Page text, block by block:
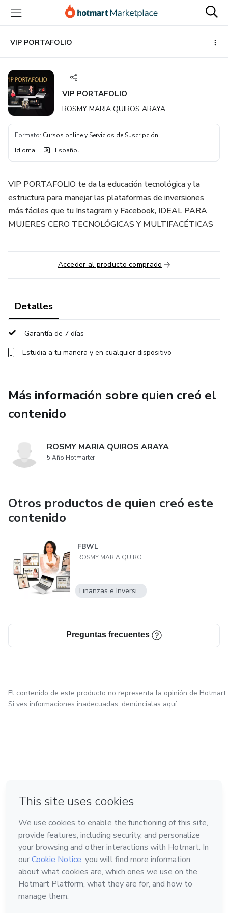
principal
página
de
página
VIP PORTAFOLIO
VIP PORTAFOLIO
ROSMY MARIA QUIROS ARAYA
Formato: Cursos online y Servicios de Suscripción
Idioma: Español
VIP PORTAFOLIO te da la educación tecnológica y la
estructura para manejar las plataformas de inversiones
más fáciles que tu Instagram y Facebook, IDEAL PARA
MUJERES CERO TECNOLÓGICAS Y MULTIFACÉTICAS
Acceder al producto comprado
Detalles
Garantía de 7 días
Estudia a tu manera y en cualquier dispositivo
Más información sobre quien creó el
contenido
ROSMY MARIA QUIROS ARAYA
5 Año Hotmarter
Otros productos de quien creó este
contenido
FBWL
ROSMY MARIA QUIROS ARAYA
Finanzas e Inversiones
Preguntas frecuentes
El contenido de este producto no representa la opinión de Hotmart.
Si ves informaciones inadecuadas, denúncialas aquí
Hecho con❤ en Ciudad de México
Conoce Hotmart
Idioma
Español